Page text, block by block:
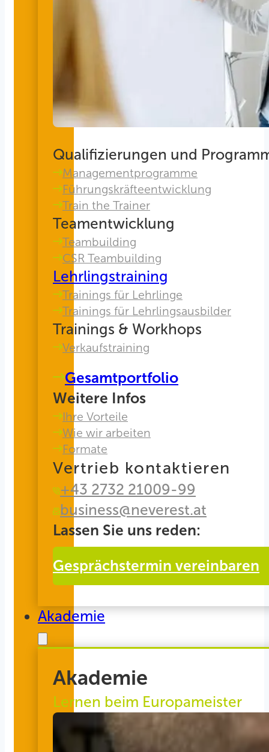
Qualifizierungen und
Managementprogramme
Führungskräfteentwicklung
Train the Trainer
Teamentwicklung
Teambuilding
CSR Teambuilding
Lehrlingstraining
Trainings für Lehrlinge
Trainings für Lehrlingsausbilder
Trainings & Workhops
Verkaufstraining
Gesamtportfolio
Weitere Infos
Ihre Vorteile
Wie wir arbeiten
Formate
Vertrieb kontaktieren
+43 2732 21009-99
business@neverest.at
Lassen Sie uns reden:
Gesprächstermin vereinbaren
Akademie
Akademie
Lernen beim Europameister